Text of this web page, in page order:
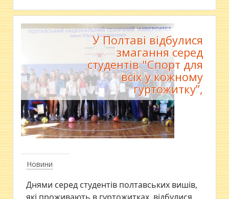
Новини
У Полтаві відбулися
змагання серед
студентів "Спорт для
всіх у кожному
гуртожитку”,
Днями серед студентів полтавських вишів,